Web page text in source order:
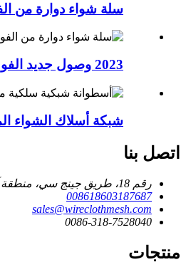
سلة شواء دوارة من
2023 وصول جديد الفولاذ المقاوم للصدأ شواء المتداول جر...
شبكة أسلاك الشواء
اتصل بنا
رقم 18، طريق جينج سي، منطقة آنبينغ الصناعية، مقاطعة خبي، الصين.
008618603187687
sales@wireclothmesh.com
0086-318-7528040
منتجات